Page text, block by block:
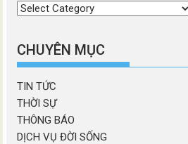
Chọn
mục
CHUYÊN MỤC
TIN TỨC
THỜI SỰ
THÔNG BÁO
DỊCH VỤ ĐỜI SỐNG